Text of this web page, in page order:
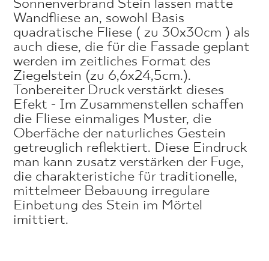
Sonnenverbrand Stein lassen matte
Wandfliese an, sowohl Basis
quadratische Fliese ( zu 30x30cm ) als
auch diese, die für die Fassade geplant
werden im zeitliches Format des
Ziegelstein (zu 6,6x24,5cm.).
Tonbereiter Druck verstärkt dieses
Efekt - Im Zusammenstellen schaffen
die Fliese einmaliges Muster, die
Oberfäche der naturliches Gestein
getreuglich reflektiert. Diese Eindruck
man kann zusatz verstärken der Fuge,
die charakteristiche für traditionelle,
mittelmeer Bebauung irregulare
Einbetung des Stein im Mörtel
imittiert.